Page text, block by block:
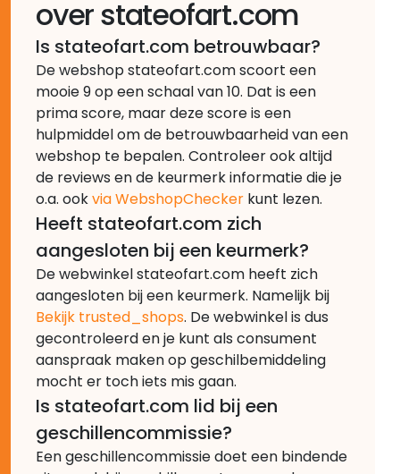
over stateofart.com
Is stateofart.com betrouwbaar?
De webshop stateofart.com scoort een
mooie 9 op een schaal van 10. Dat is een
prima score, maar deze score is een
hulpmiddel om de betrouwbaarheid van een
webshop te bepalen. Controleer ook altijd
de reviews en de keurmerk informatie die je
o.a. ookvia WebshopChecker kunt lezen.
Heeft stateofart.com zich
aangesloten bij een keurmerk?
De webwinkel stateofart.com heeft zich
aangesloten bij een keurmerk. Namelijk bij
Bekijk trusted_shops. De webwinkel is dus
gecontroleerd en je kunt als consument
aanspraak maken op geschilbemiddeling
mocht er toch iets mis gaan.
Is stateofart.com lid bij een
geschillencommissie?
Een geschillencommissie doet een bindende